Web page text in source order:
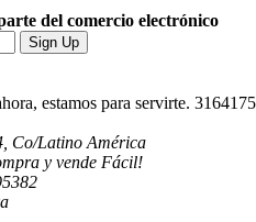
del comercio electrónico
Sign Up
estamos para servirte.
Co/Latino América
y vende Fácil!